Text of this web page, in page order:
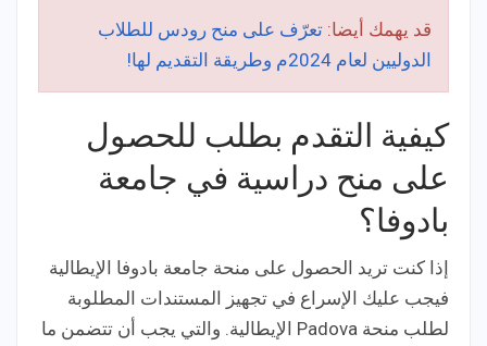
قد يهمك أيضا: تعرّف على منح رودس للطلاب
الدوليين لعام 2024م وطريقة التقديم لها!
كيفية التقدم بطلب للحصول
على منح دراسية في جامعة
بادوفا؟
إذا كنت تريد الحصول على منحة جامعة بادوفا الإيطالية
فيجب عليك الإسراع في تجهيز المستندات المطلوبة
لطلب منحة Padova الإيطالية. والتي يجب أن تتضمن ما